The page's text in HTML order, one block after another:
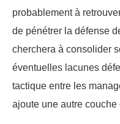
probablement à
de pénétrer la défense
cherchera à consolider
éventuelles lacunes
tactique entre les
ajoute une autre couche